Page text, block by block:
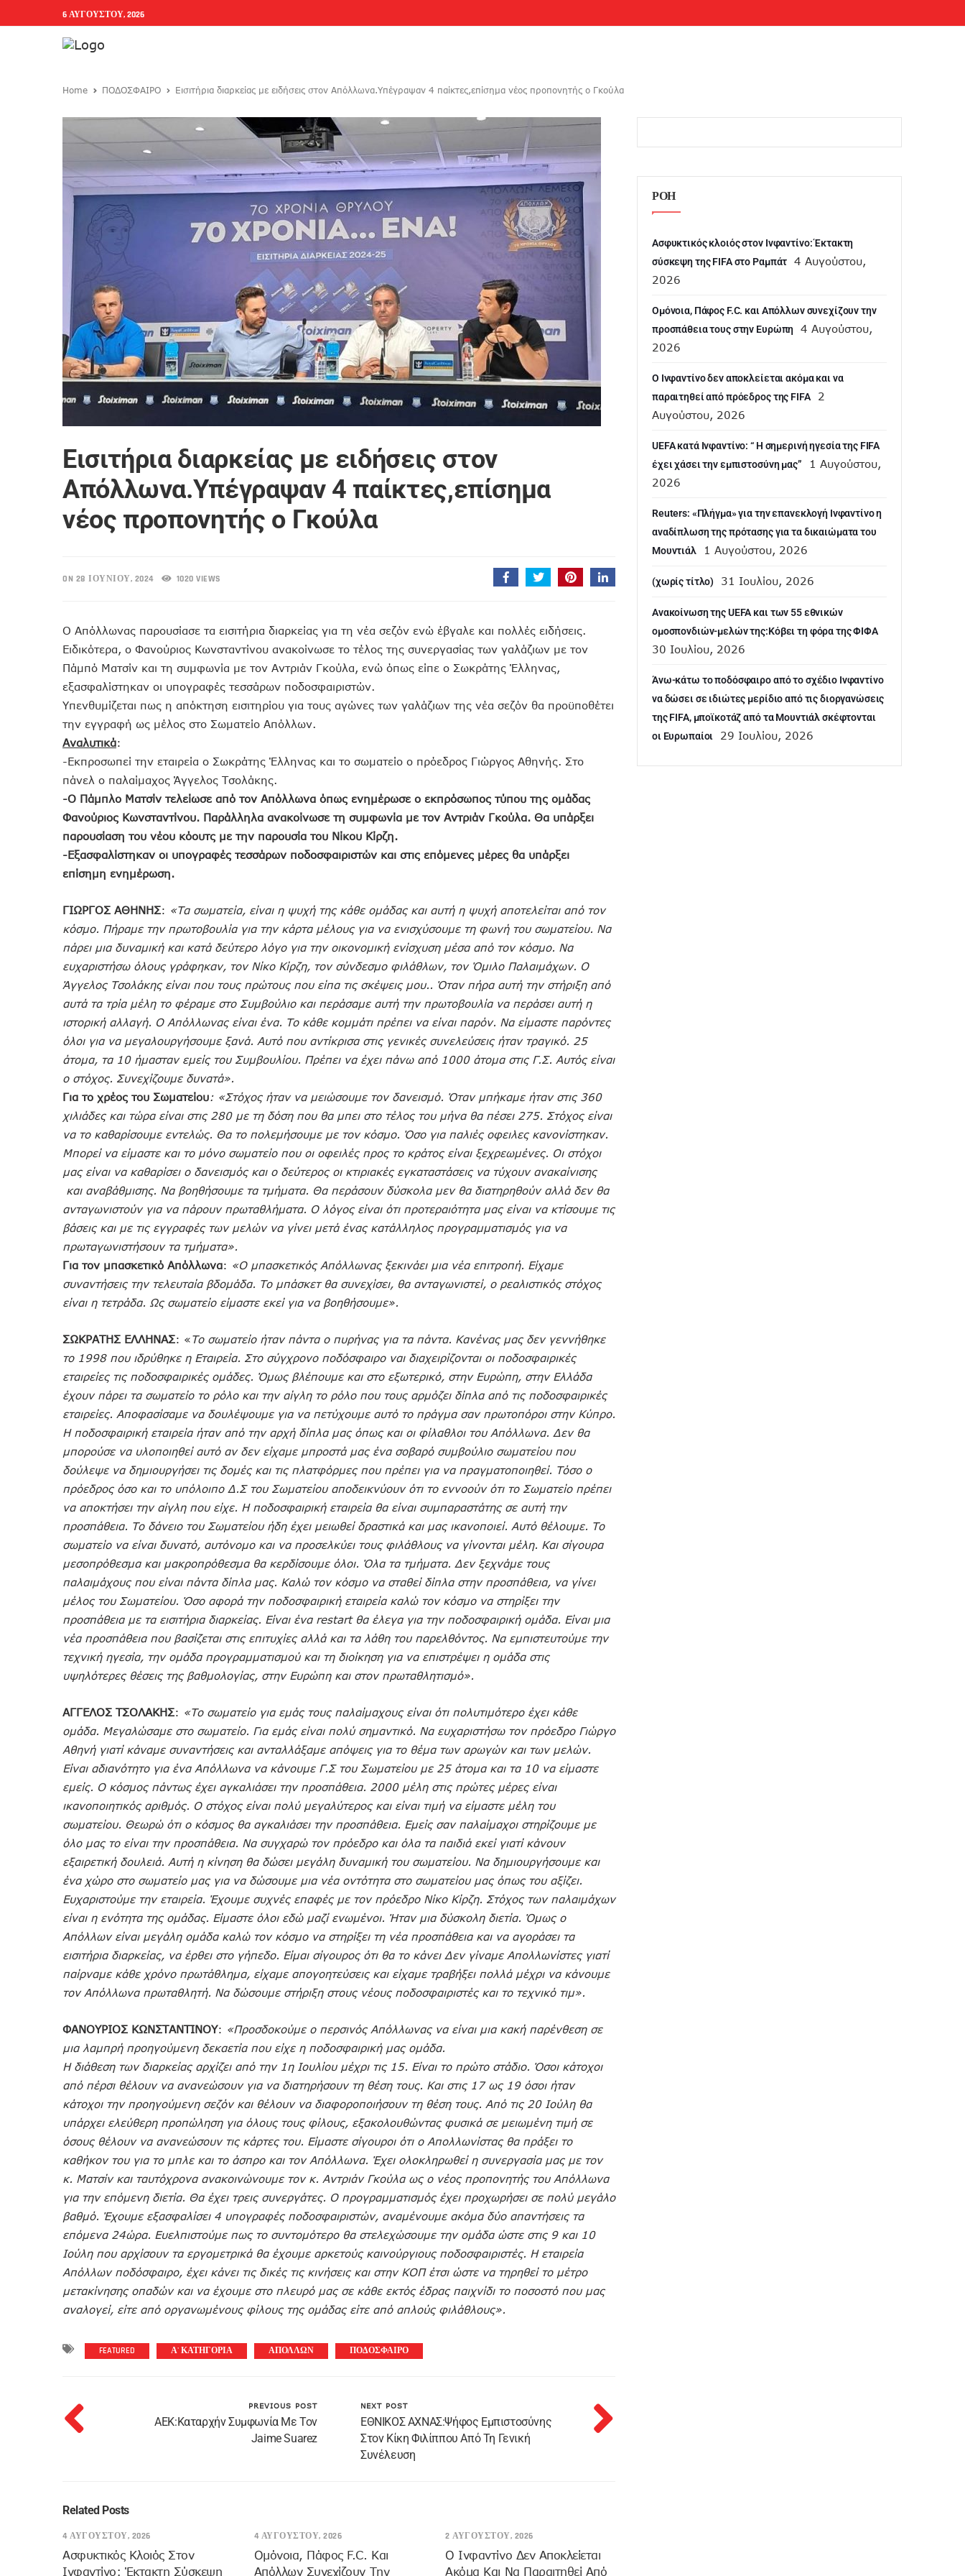
6 ΑΥΓΟΎΣΤΟΥ, 2026
Home ΠΟΔΟΣΦΑΙΡΟ Εισιτήρια διαρκείας με ειδήσεις στον Απόλλωνα.Υπέγραψαν 4 παίκτες,επίσημα νέος προπονητής ο Γκούλα
Εισιτήρια διαρκείας με ειδήσεις στον
Απόλλωνα.Υπέγραψαν 4 παίκτες,επίσημα
νέος προπονητής ο Γκούλα
ON 28 ΙΟΥΝΊΟΥ, 2024 1020 VIEWS
Ο Απόλλωνας παρουσίασε τα εισιτήρια διαρκείας για τη νέα σεζόν ενώ έβγαλε και πολλές ειδήσεις.
Ειδικότερα, ο Φανούριος Κωνσταντίνου ανακοίνωσε το τέλος της συνεργασίας των γαλάζιων με τον
Πάμπό Ματσίν και τη συμφωνία με τον Αντριάν Γκούλα, ενώ όπως είπε ο Σωκράτης Έλληνας,
εξασφαλίστηκαν οι υπογραφές τεσσάρων ποδοσφαιριστών.
Υπενθυμίζεται πως η απόκτηση εισιτηρίου για τους αγώνες των γαλάζιων της νέα σεζόν θα προϋποθέτει
την εγγραφή ως μέλος στο Σωματείο Απόλλων.
Αναλυτικά:
-Εκπροσωπεί την εταιρεία ο Σωκράτης Έλληνας και το σωματείο ο πρόεδρος Γιώργος Αθηνής. Στο
πάνελ ο παλαίμαχος Άγγελος Τσολάκης.
-Ο Πάμπλο Ματσίν τελείωσε από τον Απόλλωνα όπως ενημέρωσε ο εκπρόσωπος τύπου της ομάδας
Φανούριος Κωνσταντίνου. Παράλληλα ανακοίνωσε τη συμφωνία με τον Αντριάν Γκούλα. Θα υπάρξει
παρουσίαση του νέου κόουτς με την παρουσία του Νίκου Κίρζη.
-Εξασφαλίστηκαν οι υπογραφές τεσσάρων ποδοσφαιριστών και στις επόμενες μέρες θα υπάρξει
επίσημη ενημέρωση.
ΓΙΩΡΓΟΣ ΑΘΗΝΗΣ: «Τα σωματεία, είναι η ψυχή της κάθε ομάδας και αυτή η ψυχή αποτελείται από τον
κόσμο. Πήραμε την πρωτοβουλία για την κάρτα μέλους για να ενισχύσουμε τη φωνή του σωματείου. Να
πάρει μια δυναμική και κατά δεύτερο λόγο για την οικονομική ενίσχυση μέσα από τον κόσμο. Να
ευχαριστήσω όλους γράφηκαν, τον Νίκο Κίρζη, τον σύνδεσμο φιλάθλων, τον Όμιλο Παλαιμάχων. Ο
Άγγελος Τσολάκης είναι που τους πρώτους που είπα τις σκέψεις μου.. Όταν πήρα αυτή την στήριξη από
αυτά τα τρία μέλη το φέραμε στο Συμβούλιο και περάσαμε αυτή την πρωτοβουλία να περάσει αυτή η
ιστορική αλλαγή. Ο Απόλλωνας είναι ένα. Το κάθε κομμάτι πρέπει να είναι παρόν. Να είμαστε παρόντες
όλοι για να μεγαλουργήσουμε ξανά. Αυτό που αντίκρισα στις γενικές συνελεύσεις ήταν τραγικό. 25
άτομα, τα 10 ήμασταν εμείς του Συμβουλίου. Πρέπει να έχει πάνω από 1000 άτομα στις Γ.Σ. Αυτός είναι
ο στόχος. Συνεχίζουμε δυνατά».
Για το χρέος του Σωματείου: «Στόχος ήταν να μειώσουμε τον δανεισμό. Όταν μπήκαμε ήταν στις 360
χιλιάδες και τώρα είναι στις 280 με τη δόση που θα μπει στο τέλος του μήνα θα πέσει 275. Στόχος είναι
να το καθαρίσουμε εντελώς. Θα το πολεμήσουμε με τον κόσμο. Όσο για παλιές οφειλες κανονίστηκαν.
Μπορεί να είμαστε και το μόνο σωματείο που οι οφειλές προς το κράτος είναι ξεχρεωμένες. Οι στόχοι
μας είναι να καθαρίσει ο δανεισμός και ο δεύτερος οι κτιριακές εγκαταστάσεις να τύχουν ανακαίνισης
και αναβάθμισης. Να βοηθήσουμε τα τμήματα. Θα περάσουν δύσκολα μεν θα διατηρηθούν αλλά δεν θα
ανταγωνιστούν για να πάρουν πρωταθλήματα. Ο λόγος είναι ότι προτεραιότητα μας είναι να κτίσουμε τις
βάσεις και με τις εγγραφές των μελών να γίνει μετά ένας κατάλληλος προγραμματισμός για να
πρωταγωνιστήσουν τα τμήματα».
Για τον μπασκετικό Απόλλωνα: «Ο μπασκετικός Απόλλωνας ξεκινάει μια νέα επιτροπή. Είχαμε
συναντήσεις την τελευταία βδομάδα. Το μπάσκετ θα συνεχίσει, θα ανταγωνιστεί, ο ρεαλιστικός στόχος
είναι η τετράδα. Ως σωματείο είμαστε εκεί για να βοηθήσουμε».
ΣΩΚΡΑΤΗΣ ΕΛΛΗΝΑΣ: «Το σωματείο ήταν πάντα ο πυρήνας για τα πάντα. Κανένας μας δεν γεννήθηκε
το 1998 που ιδρύθηκε η Εταιρεία. Στο σύγχρονο ποδόσφαιρο ναι διαχειρίζονται οι ποδοσφαιρικές
εταιρείες τις ποδοσφαιρικές ομάδες. Όμως βλέπουμε και στο εξωτερικό, στην Ευρώπη, στην Ελλάδα
έχουν πάρει τα σωματείο το ρόλο και την αίγλη το ρόλο που τους αρμόζει δίπλα από τις ποδοσφαιρικές
εταιρείες. Αποφασίσαμε να δουλέψουμε για να πετύχουμε αυτό το πράγμα σαν πρωτοπόροι στην Κύπρο.
Η ποδοσφαιρική εταιρεία ήταν από την αρχή δίπλα μας όπως και οι φίλαθλοι του Απόλλωνα. Δεν θα
μπορούσε να υλοποιηθεί αυτό αν δεν είχαμε μπροστά μας ένα σοβαρό συμβούλιο σωματείου που
δούλεψε να δημιουργήσει τις δομές και τις πλατφόρμες που πρέπει για να πραγματοποιηθεί. Τόσο ο
πρόεδρος όσο και το υπόλοιπο Δ.Σ του Σωματείου αποδεικνύουν ότι το εννοούν ότι το Σωματείο πρέπει
να αποκτήσει την αίγλη που είχε. Η ποδοσφαιρική εταιρεία θα είναι συμπαραστάτης σε αυτή την
προσπάθεια. Το δάνειο του Σωματείου ήδη έχει μειωθεί δραστικά και μας ικανοποιεί. Αυτό θέλουμε. Το
σωματείο να είναι δυνατό, αυτόνομο και να προσελκύει τους φιλάθλους να γίνονται μέλη. Και σίγουρα
μεσοπρόθεσμα και μακροπρόθεσμα θα κερδίσουμε όλοι. Όλα τα τμήματα. Δεν ξεχνάμε τους
παλαιμάχους που είναι πάντα δίπλα μας. Καλώ τον κόσμο να σταθεί δίπλα στην προσπάθεια, να γίνει
μέλος του Σωματείου. Όσο αφορά την ποδοσφαιρική εταιρεία καλώ τον κόσμο να στηρίξει την
προσπάθεια με τα εισιτήρια διαρκείας. Είναι ένα restart θα έλεγα για την ποδοσφαιρική ομάδα. Είναι μια
νέα προσπάθεια που βασίζεται στις επιτυχίες αλλά και τα λάθη του παρελθόντος. Να εμπιστευτούμε την
τεχνική ηγεσία, την ομάδα προγραμματισμού και τη διοίκηση για να επιστρέψει η ομάδα στις
υψηλότερες θέσεις της βαθμολογίας, στην Ευρώπη και στον πρωταθλητισμό».
ΑΓΓΕΛΟΣ ΤΣΟΛΑΚΗΣ: «Το σωματείο για εμάς τους παλαίμαχους είναι ότι πολυτιμότερο έχει κάθε
ομάδα. Μεγαλώσαμε στο σωματείο. Για εμάς είναι πολύ σημαντικό. Να ευχαριστήσω τον πρόεδρο Γιώργο
Αθηνή γιατί κάναμε συναντήσεις και ανταλλάξαμε απόψεις για το θέμα των αρωγών και των μελών.
Είναι αδιανότητο για ένα Απόλλωνα να κάνουμε Γ.Σ του Σωματείου με 25 άτομα και τα 10 να είμαστε
εμείς. Ο κόσμος πάντως έχει αγκαλιάσει την προσπάθεια. 2000 μέλη στις πρώτες μέρες είναι
ικανοποιητικός αριθμός. Ο στόχος είναι πολύ μεγαλύτερος και είναι τιμή να είμαστε μέλη του
σωματείου. Θεωρώ ότι ο κόσμος θα αγκαλιάσει την προσπάθεια. Εμείς σαν παλαίμαχοι στηρίζουμε με
όλο μας το είναι την προσπάθεια. Να συγχαρώ τον πρόεδρο και όλα τα παιδιά εκεί γιατί κάνουν
εξαιρετική δουλειά. Αυτή η κίνηση θα δώσει μεγάλη δυναμική του σωματείου. Να δημιουργήσουμε και
ένα χώρο στο σωματείο μας για να δώσουμε μια νέα οντότητα στο σωματείου μας όπως του αξίζει.
Ευχαριστούμε την εταιρεία. Έχουμε συχνές επαφές με τον πρόεδρο Νίκο Κίρζη. Στόχος των παλαιμάχων
είναι η ενότητα της ομάδας. Είμαστε όλοι εδώ μαζί ενωμένοι. Ήταν μια δύσκολη διετία. Όμως ο
Απόλλων είναι μεγάλη ομάδα καλώ τον κόσμο να στηρίξει τη νέα προσπάθεια και να αγοράσει τα
εισιτήρια διαρκείας, να έρθει στο γήπεδο. Είμαι σίγουρος ότι θα το κάνει Δεν γίναμε Απολλωνίστες γιατί
παίρναμε κάθε χρόνο πρωτάθλημα, είχαμε απογοητεύσεις και είχαμε τραβήξει πολλά μέχρι να κάνουμε
τον Απόλλωνα πρωταθλητή. Να δώσουμε στήριξη στους νέους ποδοσφαιριστές και το τεχνικό τιμ».
ΦΑΝΟΥΡΙΟΣ ΚΩΝΣΤΑΝΤΙΝΟΥ: «Προσδοκούμε ο περσινός Απόλλωνας να είναι μια κακή παρένθεση σε
μια λαμπρή προηγούμενη δεκαετία που είχε η ποδοσφαιρική μας ομάδα.
Η διάθεση των διαρκείας αρχίζει από την 1η Ιουλίου μέχρι τις 15. Είναι το πρώτο στάδιο. Όσοι κάτοχοι
από πέρσι θέλουν να ανανεώσουν για να διατηρήσουν τη θέση τους. Και στις 17 ως 19 όσοι ήταν
κάτοχοι την προηγούμενη σεζόν και θέλουν να διαφοροποιήσουν τη θέση τους. Από τις 20 Ιούλη θα
υπάρχει ελεύθερη προπώληση για όλους τους φίλους, εξακολουθώντας φυσικά σε μειωμένη τιμή σε
όσους θέλουν να ανανεώσουν τις κάρτες του. Είμαστε σίγουροι ότι ο Απολλωνίστας θα πράξει το
καθήκον του για το μπλε και το άσπρο και τον Απόλλωνα. Έχει ολοκληρωθεί η συνεργασία μας με τον
κ. Ματσίν και ταυτόχρονα ανακοινώνουμε τον κ. Αντριάν Γκούλα ως ο νέος προπονητής του Απόλλωνα
για την επόμενη διετία. Θα έχει τρεις συνεργάτες. Ο προγραμματισμός έχει προχωρήσει σε πολύ μεγάλο
βαθμό. Έχουμε εξασφαλίσει 4 υπογραφές ποδοσφαιριστών, αναμένουμε ακόμα δύο απαντήσεις τα
επόμενα 24ώρα. Ευελπιστούμε πως το συντομότερο θα στελεχώσουμε την ομάδα ώστε στις 9 και 10
Ιούλη που αρχίσουν τα εργομετρικά θα έχουμε αρκετούς καινούργιους ποδοσφαιριστές. Η εταιρεία
Απόλλων ποδόσφαιρο, έχει κάνει τις δικές τις κινήσεις και στην ΚΟΠ έτσι ώστε να τηρηθεί το μέτρο
μετακίνησης οπαδών και να έχουμε στο πλευρό μας σε κάθε εκτός έδρας παιχνίδι το ποσοστό που μας
αναλογεί, είτε από οργανωμένους φίλους της ομάδας είτε από απλούς φιλάθλους».
FEATURED Α' ΚΑΤΗΓΟΡΙΑ ΑΠΟΛΛΩΝ ΠΟΔΟΣΦΑΙΡΟ
PREVIOUS POST
AEK:Καταρχήν Συμφωνία Με Τον
Jaime Suarez
NEXT POST
EΘΝΙΚΟΣ ΑΧΝΑΣ:Ψήφος Εμπιστοσύνης
Στον Κίκη Φιλίππου Από Τη Γενική
Συνέλευση
Related Posts
4 ΑΥΓΟΎΣΤΟΥ, 2026
Ασφυκτικός Κλοιός Στον
Ινφαντίνο: Έκτακτη Σύσκεψη
4 ΑΥΓΟΎΣΤΟΥ, 2026
Ομόνοια, Πάφος F.C. Και
Απόλλων Συνεχίζουν Την
2 ΑΥΓΟΎΣΤΟΥ, 2026
Ο Ινφαντίνο Δεν Αποκλείεται
Ακόμα Και Να Παραιτηθεί Από
ΡΟΗ
Ασφυκτικός κλοιός στον Ινφαντίνο: Έκτακτη
σύσκεψη της FIFA στο Ραμπάτ
4 Αυγούστου,
2026
Ομόνοια, Πάφος F.C. και Απόλλων συνεχίζουν την
προσπάθεια τους στην Ευρώπη
4 Αυγούστου,
2026
Ο Ινφαντίνο δεν αποκλείεται ακόμα και να
παραιτηθεί από πρόεδρος της FIFA
2
Αυγούστου, 2026
UEFA κατά Ινφαντίνο: “ H σημερινή ηγεσία της FIFA
έχει χάσει την εμπιστοσύνη μας”
1 Αυγούστου,
2026
Reuters: «Πλήγμα» για την επανεκλογή Ινφαντίνο η
αναδίπλωση της πρότασης για τα δικαιώματα του
Μουντιάλ
1 Αυγούστου, 2026
(χωρίς τίτλο) 31 Ιουλίου, 2026
Aνακοίνωση της UEFA και των 55 εθνικών
ομοσπονδιών-μελών της:Κόβει τη φόρα της ΦΙΦΑ
30 Ιουλίου, 2026
Άνω-κάτω το ποδόσφαιρο από το σχέδιο Ινφαντίνο
να δώσει σε ιδιώτες μερίδιο από τις διοργανώσεις
της FIFA, μποϊκοτάζ από τα Μουντιάλ σκέφτονται
οι Ευρωπαίοι
29 Ιουλίου, 2026